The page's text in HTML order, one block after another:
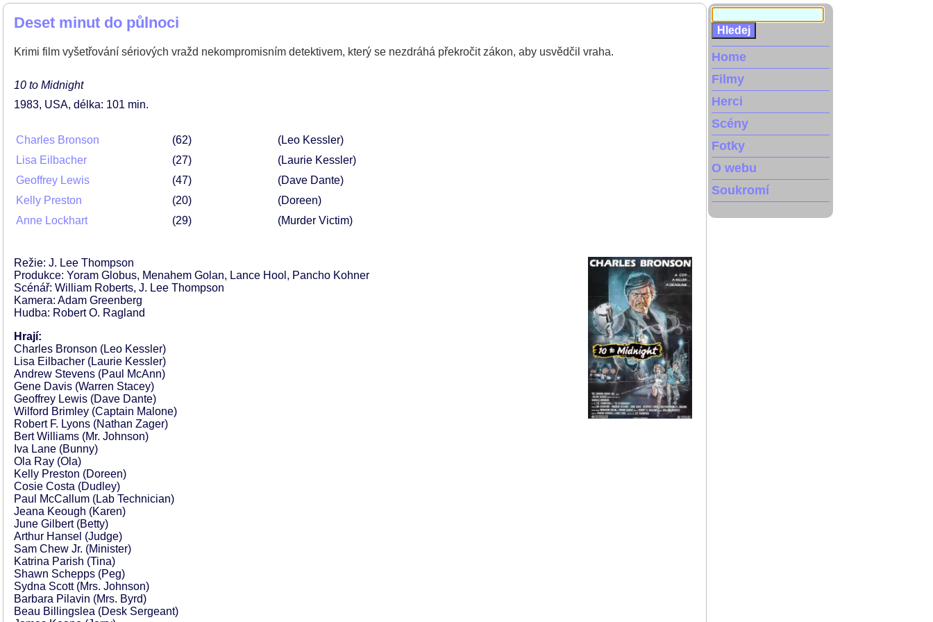
Deset minut do půlnoci
Krimi film vyšetřování sériových vražd nekompromisním detektivem, který se nezdráhá překročit zákon, aby usvědčil vraha.
10 to Midnight
1983 USA délka: 101 min
Charles Bronson 62
(Leo Kessler)
Lisa Eilbacher
27
(Laurie Kessler)
Geoffrey Lewis
47
(Dave Dante)
Kelly Preston
20
(Doreen)
Anne Lockhart
29 (Murder Victim)
Režie: J. Lee Thompson
Produkce: Yoram Globus, Menahem Golan, Lance Hool, Pancho Kohner
Scénář: William Roberts, J. Lee Thompson
Kamera: Adam Greenberg
Hudba: Robert O. Ragland
Hrají:
Charles Bronson (Leo Kessler)
Lisa Eilbacher (Laurie Kessler)
Andrew Stevens (Paul McAnn)
Gene Davis (Warren Stacey)
Geoffrey Lewis (Dave Dante)
Wilford Brimley (Captain Malone)
Robert F. Lyons (Nathan Zager)
Bert Williams (Mr. Johnson)
Iva Lane (Bunny)
Ola Ray (Ola)
Kelly Preston (Doreen)
Cosie Costa (Dudley)
Paul McCallum (Lab Technician)
Jeana Keough (Karen)
June Gilbert (Betty)
Arthur Hansel (Judge)
Sam Chew Jr. (Minister)
Katrina Parish (Tina)
Shawn Schepps (Peg)
Sydna Scott (Mrs. Johnson)
Barbara Pilavin (Mrs. Byrd)
Beau Billingslea (Desk Sergeant)
Home
Filmy
Herci
Scény
Fotky
O webu
Soukromí